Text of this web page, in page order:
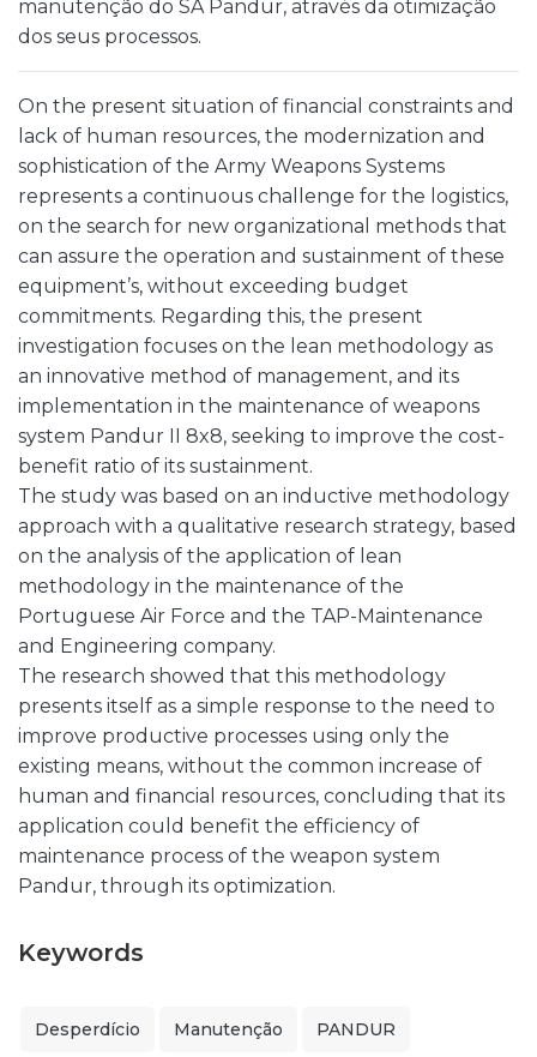
manutenção do SA Pandur, através da otimização
dos seus processos.
On the present situation of financial constraints and
lack of human resources, the modernization and
sophistication of the Army Weapons Systems
represents a continuous challenge for the logistics,
on the search for new organizational methods that
can assure the operation and sustainment of these
equipment’s, without exceeding budget
commitments. Regarding this, the present
investigation focuses on the lean methodology as
an innovative method of management, and its
implementation in the maintenance of weapons
system Pandur II 8x8, seeking to improve the cost-
benefit ratio of its sustainment.
The study was based on an inductive methodology
approach with a qualitative research strategy, based
on the analysis of the application of lean
methodology in the maintenance of the
Portuguese Air Force and the TAP-Maintenance
and Engineering company.
The research showed that this methodology
presents itself as a simple response to the need to
improve productive processes using only the
existing means, without the common increase of
human and financial resources, concluding that its
application could benefit the efficiency of
maintenance process of the weapon system
Pandur, through its optimization.
Keywords
Desperdício Manutenção PANDUR